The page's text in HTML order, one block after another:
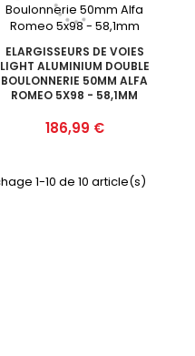
ELARGISSEURS DE VOIES
LIGHT ALUMINIUM DOUBLE
BOULONNERIE 50MM ALFA
ROMEO 5X98 - 58,1MM
Prix
186,99 €
1-10 de 10 article(s)